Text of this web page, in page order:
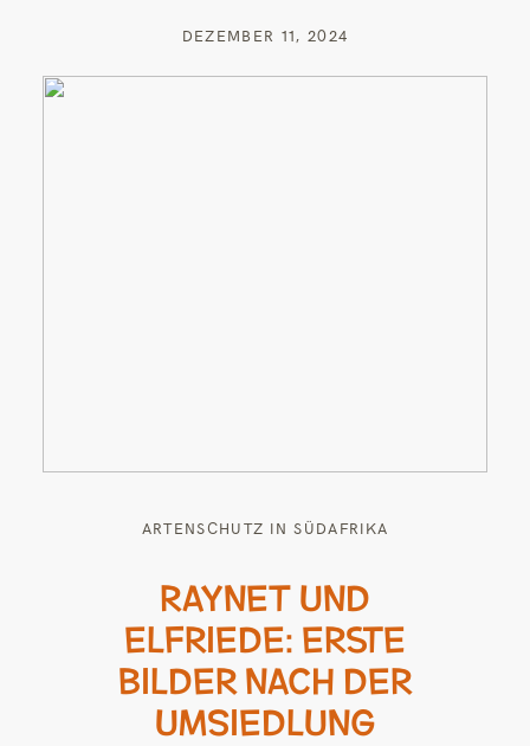
DEZEMBER 11, 2024
ARTENSCHUTZ IN SÜDAFRIKA
RAYNET UND
ELFRIEDE: ERSTE
BILDER NACH DER
UMSIEDLUNG